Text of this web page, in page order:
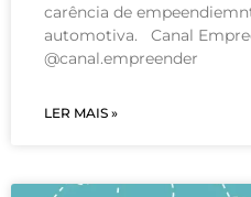
carência de
automotiva. Canal
@canal.empreender
LER MAIS »